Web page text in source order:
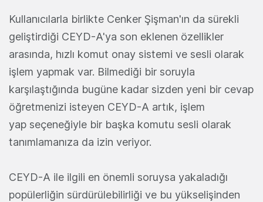
Kullanıcılarla birlikte Cenker Şişman'ın da sürekli
geliştirdiği CEYD-A'ya son eklenen özellikler
arasında, hızlı komut onay sistemi ve sesli olarak
işlem yapmak var. Bilmediği bir soruyla
karşılaştığında bugüne kadar sizden yeni bir cevap
öğretmenizi isteyen CEYD-A artık, işlem
yap seçeneğiyle bir başka komutu sesli olarak
tanımlamanıza da izin veriyor.
CEYD-A ile ilgili en önemli soruysa yakaladığı
popülerliğin sürdürülebilirliği ve bu yükselişinden